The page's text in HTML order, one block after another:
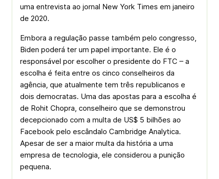
uma entrevista ao jornal New York Times em janeiro
de 2020.
Embora a regulação passe também pelo congresso,
Biden poderá ter um papel importante. Ele é o
responsável por escolher o presidente do FTC – a
escolha é feita entre os cinco conselheiros da
agência, que atualmente tem três republicanos e
dois democratas. Uma das apostas para a escolha é
de Rohit Chopra, conselheiro que se demonstrou
decepcionado com a multa de US$ 5 bilhões ao
Facebook pelo escândalo Cambridge Analytica.
Apesar de ser a maior multa da história a uma
empresa de tecnologia, ele considerou a punição
pequena.